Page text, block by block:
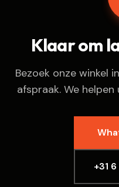
Klaar om
Bezoek onze winkel
afspraak. We
+31